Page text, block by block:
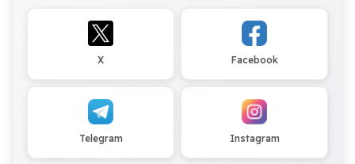
Facebook
X
Instagram
Telegram